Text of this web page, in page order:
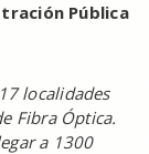
Pública
localidades
Fibra Óptica.
a 1300